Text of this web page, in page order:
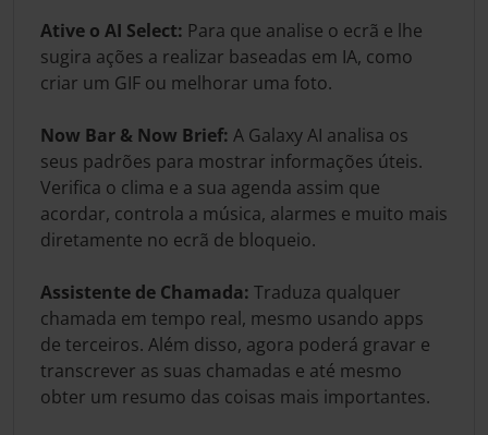
Ative o AI Select: Para que analise o ecrã e lhe
sugira ações a realizar baseadas em IA, como
criar um GIF ou melhorar uma foto.
Now Bar & Now Brief: A Galaxy AI analisa os
seus padrões para mostrar informações úteis.
Verifica o clima e a sua agenda assim que
acordar, controla a música, alarmes e muito mais
diretamente no ecrã de bloqueio.
Assistente de Chamada: Traduza qualquer
chamada em tempo real, mesmo usando apps
de terceiros. Além disso, agora poderá gravar e
transcrever as suas chamadas e até mesmo
obter um resumo das coisas mais importantes.